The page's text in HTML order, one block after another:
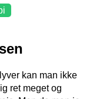
kan man ikke
ret meget og